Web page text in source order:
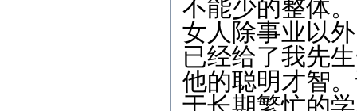
不能少的整体。
女人除事业以
已经给了我先
他的聪明才智